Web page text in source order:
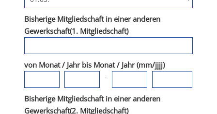
Bisherige Mitgliedschaft in einer anderen
Gewerkschaft(1. Mitgliedschaft)
von Monat / Jahr bis Monat / Jahr (mm/jjjj)
-
Bisherige Mitgliedschaft in einer anderen
Gewerkschaft(2. Mitgliedschaft)